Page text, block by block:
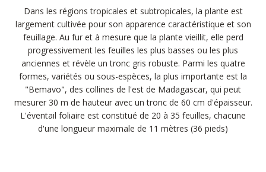
Dans les régions tropicales et subtropicales, la plante est
largement cultivée pour son apparence caractéristique et son
feuillage. Au fur et à mesure que la plante vieillit, elle perd
progressivement les feuilles les plus basses ou les plus
anciennes et révèle un tronc gris robuste. Parmi les quatre
formes, variétés ou sous-espèces, la plus importante est la
"Bemavo", des collines de l'est de Madagascar, qui peut
mesurer 30 m de hauteur avec un tronc de 60 cm d'épaisseur.
L'éventail foliaire est constitué de 20 à 35 feuilles, chacune
d'une longueur maximale de 11 mètres (36 pieds)